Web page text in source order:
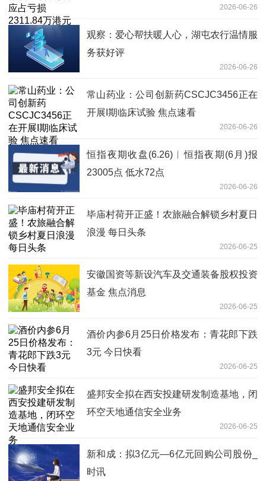
2026-06-26
观察：爱心帮扶暖人心，湖屯农行温情服
务获好评
2026-06-26
常山药业：公司创新药CSCJC3456正在
开展I期临床试验 焦点速看
2026-06-26
恒指夜期收盘(6.26)︱恒指夜期(6月)报
23005点 低水72点
2026-06-26
毕庙村荷开正盛！农旅融合解锁乡村夏日
浪漫 每日头条
2026-06-25
安徽国资等新设汽车及交通装备股权投资
基金 焦点消息
2026-06-25
酒价内参6月25日价格发布：青花郎下跌
3元 今日快看
2026-06-25
盛邦安全拟在西安投建研发制造基地，闭
环空天地通信安全业务
2026-06-25
新和成：拟3亿元—6亿元回购公司股份_
时讯